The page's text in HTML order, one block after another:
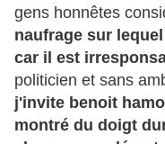
gens honnêtes
naufrage sur
car il est
politicien et sans
j'invite benoit
montré du doigt